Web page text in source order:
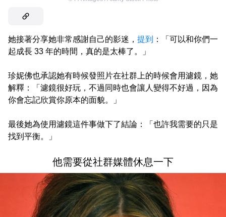
她接著分享她非常感謝自己的影迷， 提到
：「可以和你們一
起成長 33 年的時間，真的是太棒了。」
珍妮佛也承認她有時候發照片在社群上的時候會用濾鏡，她
解釋：「濾鏡很好玩，不過同時也會讓人變得不好過，因為
你會忘記欣賞你原本的面貌。」
最後她為使用濾鏡這件事做下了結論：「也許我需要的只是
找到平衡。」
他需要從社群媒體休息一下